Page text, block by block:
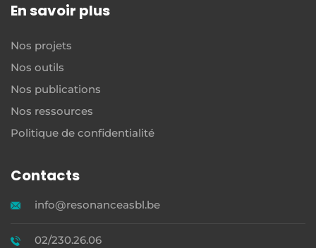
En savoir plus
Nos projets
Nos outils
Nos publications
Nos ressources
Politique de confidentialité
Contacts
info@resonanceasbl.be
02/230.26.06